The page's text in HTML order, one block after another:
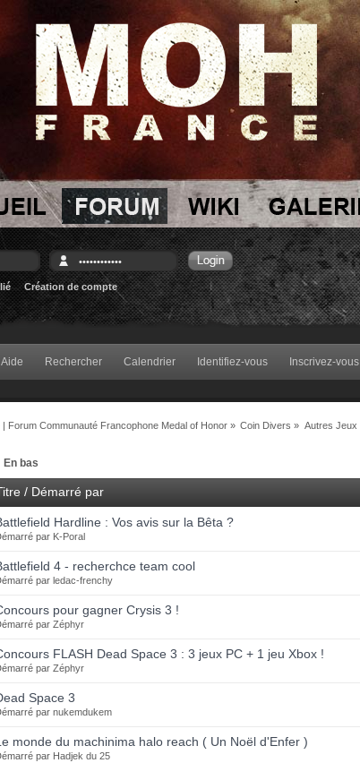
Création de compte
Aide Rechercher Calendrier Identifiez-vous Inscrivez-vous
Forum Communauté Francophone Medal of Honor» Coin Divers » Autres Jeux
En bas
/ Démarré par
Hardline : Vos avis sur la Bêta ?
par K-Poral
4 - recherchce team cool
par ledac-frenchy
pour gagner Crysis 3 !
par Zéphyr
FLASH Dead Space 3 : 3 jeux PC + 1 jeu Xbox !
par Zéphyr
Space 3
par nukemdukem
monde du machinima halo reach ( Un Noël d'Enfer )
par Hadjek du 25